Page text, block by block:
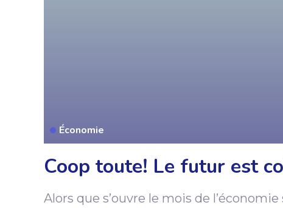
Économie
Coop toute! Le futur est
Alors que s’ouvre le mois de l’économie